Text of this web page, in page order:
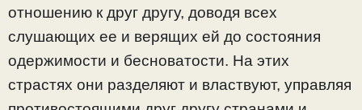
отношению к друг другу, доводя всех
слушающих ее и верящих ей до состояния
одержимости и бесноватости. На этих
страстях они разделяют и властвуют, управляя